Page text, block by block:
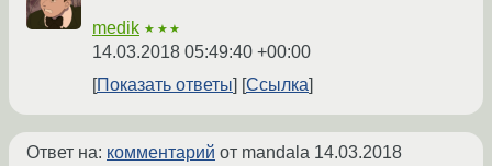
medik ★★★
14.03.2018 05:49:40 +00:00
Показать ответы
Ссылка
Ответ на: комментарий от mandala 14.03.2018